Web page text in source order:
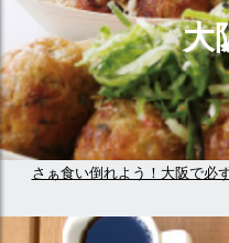
大
さぁ食い倒れよう！大阪で必